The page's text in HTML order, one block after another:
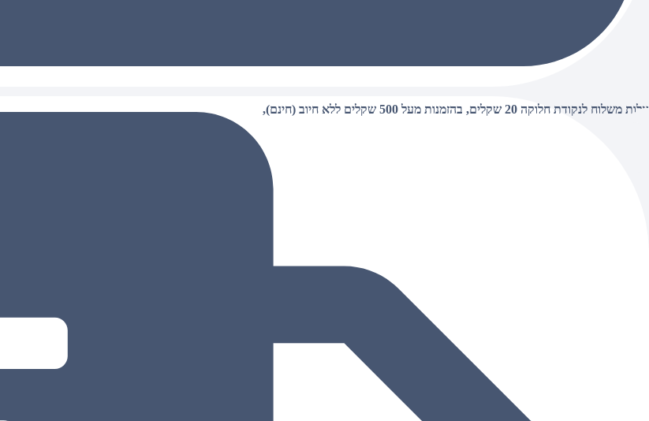
עלות משלוח לנקודת חלוקה 20 שקלים, בהזמנות מעל 500 שקלים ללא חיוב (חינם),